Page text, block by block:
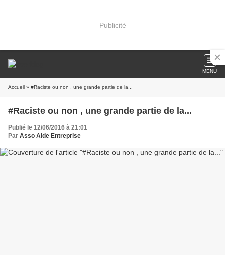
Publicité
MENU
Accueil » #Raciste ou non , une grande partie de la...
#Raciste ou non , une grande partie de la...
Publié le 12/06/2016 à 21:01
Par Asso Aide Entreprise